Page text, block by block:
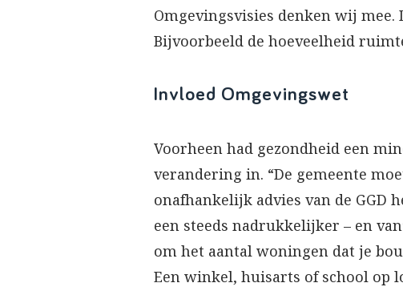
Omgevingsvisies denken wij mee.
Bijvoorbeeld de hoeveelheid
Invloed Omgevingswet
Voorheen had gezondheid een
verandering in. “De gemeente
onafhankelijk advies van de GGD
een steeds nadrukkelijker – en
om het aantal woningen dat je
Een winkel, huisarts of school op